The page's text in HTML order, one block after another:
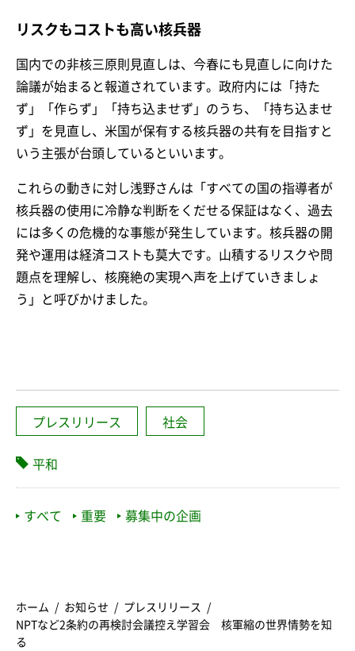
リスクもコストも高い核兵器
国内での非核三原則見直しは、今春にも見直しに向けた
論議が始まると報道されています。政府内には「持た
ず」「作らず」「持ち込ませず」のうち、「持ち込ませ
ず」を見直し、米国が保有する核兵器の共有を目指すと
いう主張が台頭しているといいます。
これらの動きに対し浅野さんは「すべての国の指導者が
核兵器の使用に冷静な判断をくだせる保証はなく、過去
には多くの危機的な事態が発生しています。核兵器の開
発や運用は経済コストも莫大です。山積するリスクや問
題点を理解し、核廃絶の実現へ声を上げていきましょ
う」と呼びかけました。
プレスリリース 社会
平和
すべて 重要 募集中の企画
ホーム お知らせ
プレスリリース
NPTなど2条約の再検討会議控え学習会 核軍縮の世界情勢を知
る